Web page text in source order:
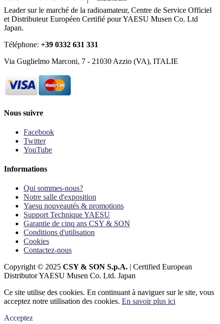
Leader sur le marché de la radioamateur, Centre de Service Officiel
et Distributeur Européen Certifié pour YAESU Musen Co. Ltd
Japan.
Téléphone: +39 0332 631 331
Via Guglielmo Marconi, 7 - 21030 Azzio (VA), ITALIE
Nous suivre
Facebook
Twitter
YouTube
Informations
Qui sommes-nous?
Notre salle d'exposition
Yaesu nouveautés & promotions
Support Technique YAESU
Garantie de cinq ans CSY & SON
Conditions d'utilisation
Cookies
Contactez-nous
Copyright © 2025 CSY & SON S.p.A. | Certified European
Distributor YAESU Musen Co. Ltd. Japan
Ce site utilise des cookies. En continuant à naviguer sur le site, vous
acceptez notre utilisation des cookies. En savoir plus ici
Acceptez